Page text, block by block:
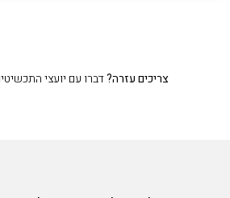
צריכים עזרה?דברו עם יועצי התכשיטים